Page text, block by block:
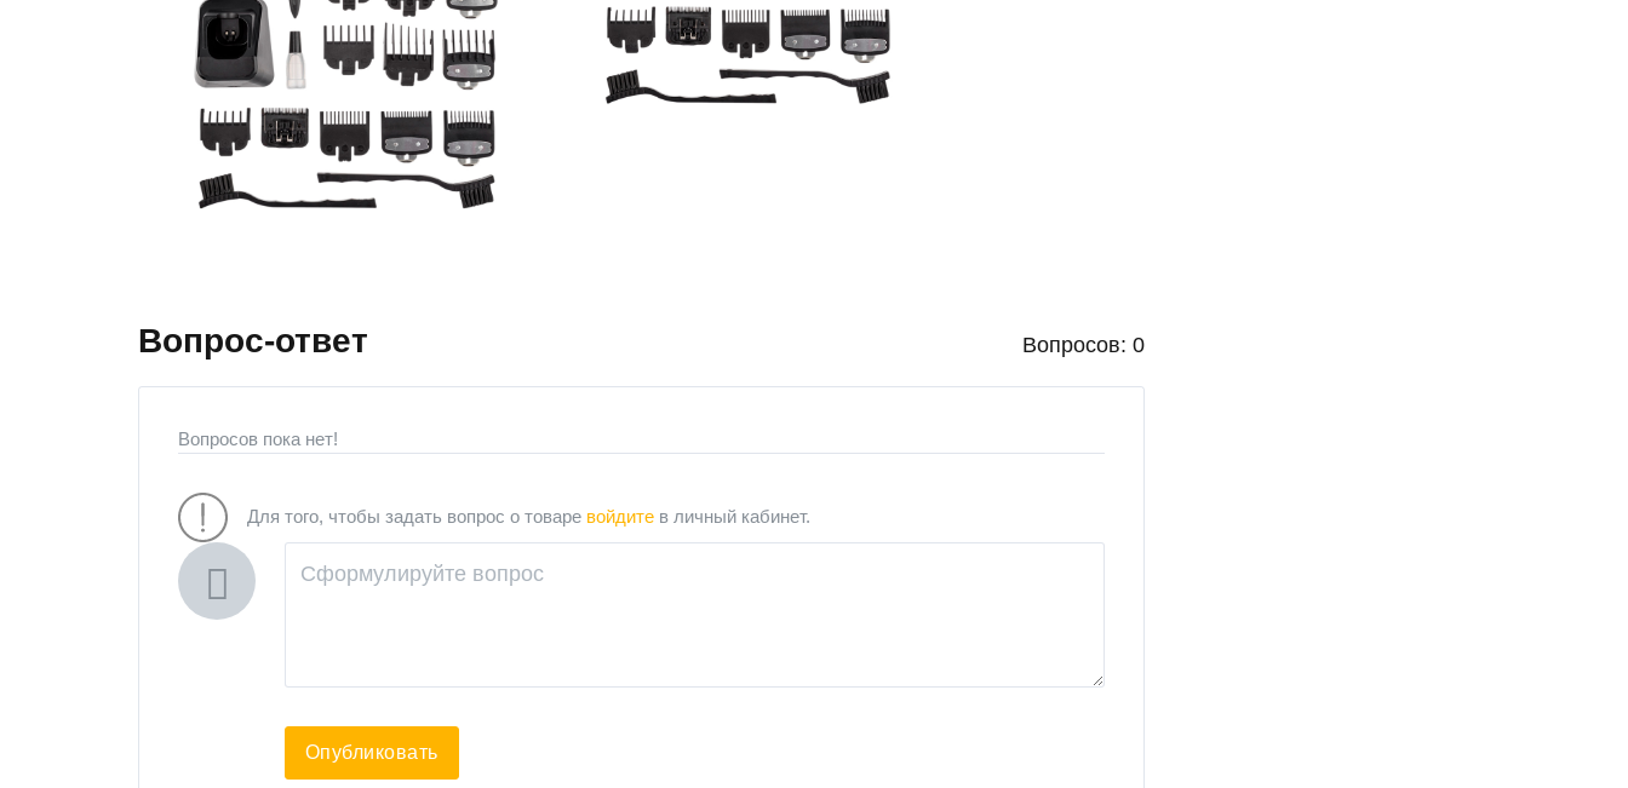
Вопрос-ответ Вопросов: 0
Вопросов пока нет!
Для того, чтобы задать вопрос о товаре войдите в личный кабинет.
Опубликовать